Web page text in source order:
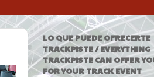
LO QUE PUEDE OFRECERTE
TRACKPISTE / EVERYTHING
TRACKPISTE CAN OFFER
FOR YOUR TRACK EVENT